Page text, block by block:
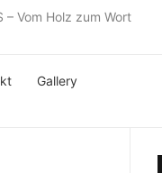
– Vom Holz zum Wort
Gallery